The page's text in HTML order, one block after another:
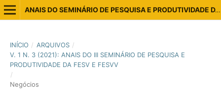
ANAIS DO SEMINÁRIO DE PESQUISA E PRODUTIVIDADE DA ESTÁCIO VITÓRIA E VILA VELHA
INÍCIO / ARQUIVOS /
V. 1 N. 3 (2021): ANAIS DO III SEMINÁRIO DE PESQUISA E
PRODUTIVIDADE DA FESV E FESVV
/
Negócios